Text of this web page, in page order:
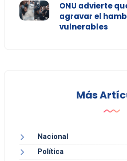
ONU advierte
agravar el
vulnerables
Más
Nacional
Política